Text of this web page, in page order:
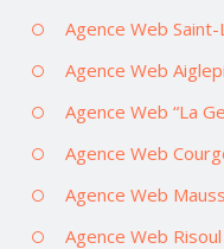
Agence Web
Agence Web
Agence Web “La
Agence Web
Agence Web
Agence Web Risoul